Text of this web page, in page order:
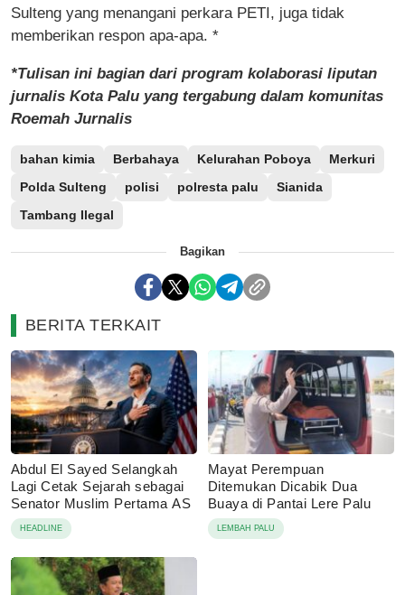
Sulteng yang menangani perkara PETI, juga tidak
memberikan respon apa-apa. *
*Tulisan ini bagian dari program kolaborasi liputan
jurnalis Kota Palu yang tergabung dalam komunitas
Roemah Jurnalis
bahan kimia Berbahaya Kelurahan Poboya
Merkuri
Polda Sulteng
polisi polresta palu
Sianida
Tambang Ilegal
Bagikan
BERITA TERKAIT
Abdul El Sayed Selangkah
Lagi Cetak Sejarah sebagai
Senator Muslim Pertama AS
HEADLINE
Mayat Perempuan
Ditemukan Dicabik Dua
Buaya di Pantai Lere Palu
LEMBAH PALU